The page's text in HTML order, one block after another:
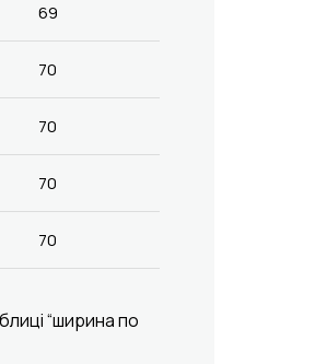
69
70
70
70
70
“ширина по